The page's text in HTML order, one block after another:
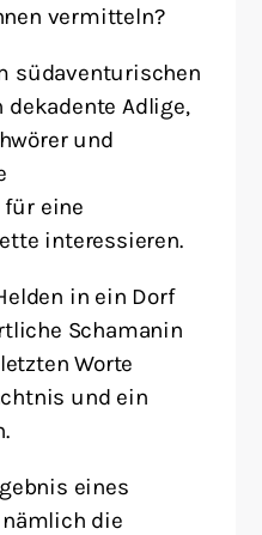
vermitteln?
südaventurischen
Adlige,
und
eine
interessieren.
in ein Dorf
Schamanin
Worte
und ein
eines
die